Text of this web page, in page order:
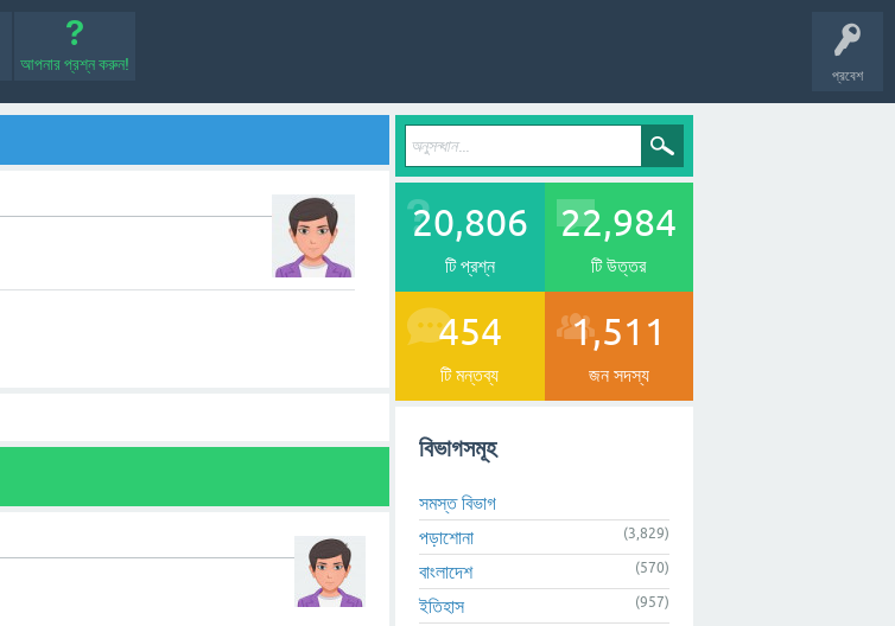
প্রবেশ
আপনার প্রশ্ন করুন!
20,806
টি প্রশ্ন
22,984
টি উত্তর
454
টি মন্তব্য
1,511
জন সদস্য
বিভাগসমূহ
সমস্ত বিভাগ
পড়াশোনা
(3,829)
বাংলাদেশ (570)
ইতিহাস (957)